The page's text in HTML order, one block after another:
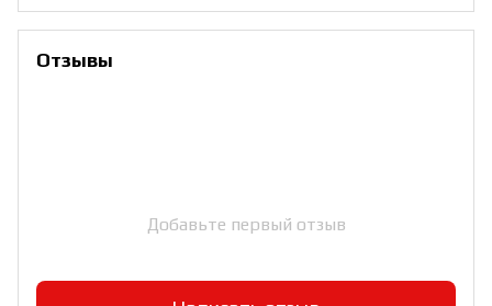
Отзывы
Добавьте первый отзыв